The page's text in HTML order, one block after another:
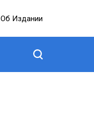
Об Издании